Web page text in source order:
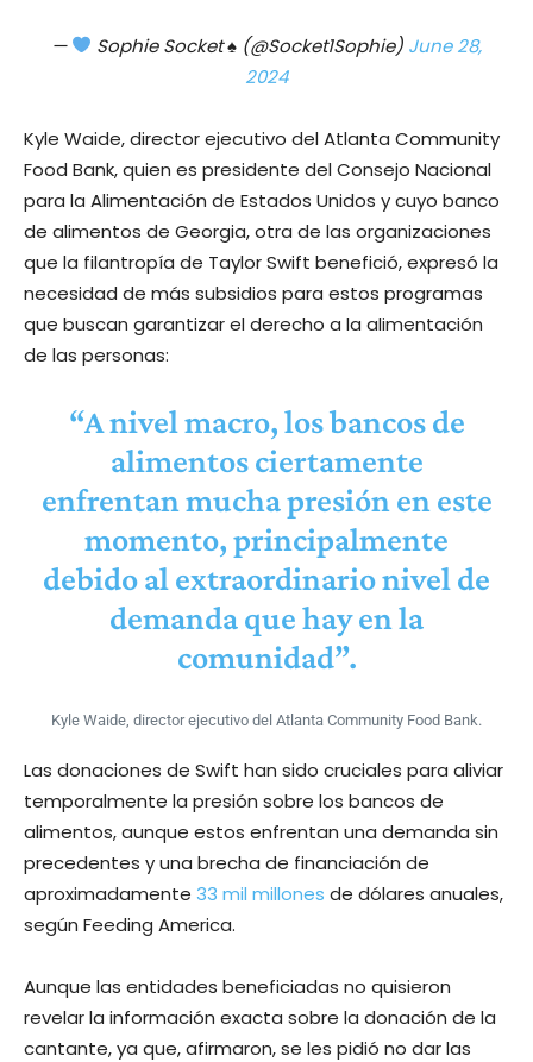
— Sophie Socket♠️ (@Socket1Sophie) June 28,
2024
Kyle Waide, director ejecutivo del Atlanta Community
Food Bank, quien es presidente del Consejo Nacional
para la Alimentación de Estados Unidos y cuyo banco
de alimentos de Georgia, otra de las organizaciones
que la filantropía de Taylor Swift benefició, expresó la
necesidad de más subsidios para estos programas
que buscan garantizar el derecho a la alimentación
de las personas:
“A nivel macro, los bancos de
alimentos ciertamente
enfrentan mucha presión en este
momento, principalmente
debido al extraordinario nivel de
demanda que hay en la
comunidad”.
Kyle Waide, director ejecutivo del Atlanta Community Food Bank.
Las donaciones de Swift han sido cruciales para aliviar
temporalmente la presión sobre los bancos de
alimentos, aunque estos enfrentan una demanda sin
precedentes y una brecha de financiación de
aproximadamente 33 mil millones de dólares anuales,
según Feeding America.
Aunque las entidades beneficiadas no quisieron
revelar la información exacta sobre la donación de la
cantante, ya que, afirmaron, se les pidió no dar las